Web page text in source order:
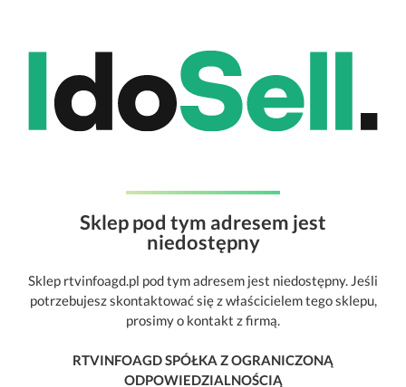
Sklep pod tym adresem jest
niedostępny
Sklep rtvinfoagd.pl pod tym adresem jest niedostępny. Jeśli
potrzebujesz skontaktować się z właścicielem tego sklepu,
prosimy o kontakt z firmą.
RTVINFOAGD SPÓŁKA Z OGRANICZONĄ
ODPOWIEDZIALNOŚCIĄ